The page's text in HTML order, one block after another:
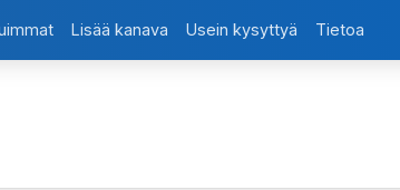
Lisää kanava Usein kysyttyä Tietoa